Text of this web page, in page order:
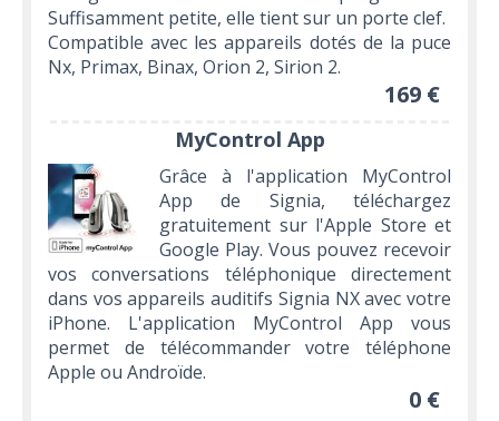
Suffisamment petite, elle tient sur un porte clef.
Compatible avec les appareils dotés de la puce
Nx, Primax, Binax, Orion 2, Sirion 2.
169 €
MyControl App
Grâce à l'application MyControl
App de Signia, téléchargez
gratuitement sur l'Apple Store et
Google Play. Vous pouvez recevoir
vos conversations téléphonique directement
dans vos appareils auditifs Signia NX avec votre
iPhone. L'application MyControl App vous
permet de télécommander votre téléphone
Apple ou Androïde.
0 €